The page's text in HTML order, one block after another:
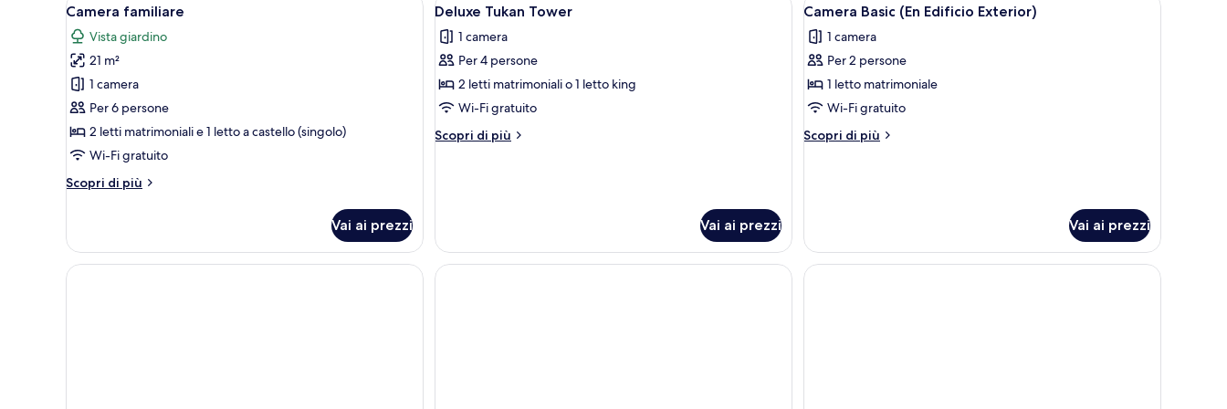
tutte
le
foto
per
Camera
familiare
7
Camera familiare
Vista giardino
21 m²
1 camera
Per 6 persone
2 letti matrimoniali e 1 letto a castello (singolo)
Wi-Fi gratuito
Scopri di più
Altri
familiare
Vai ai prezzi
tutte
le
foto
per
Deluxe
Tukan
Tower
3
Deluxe Tukan Tower
1 camera
Per 4 persone
2 letti matrimoniali o 1 letto king
Wi-Fi gratuito
Scopri di più
Altri
Vai ai prezzi
tutte
le
foto
per
Camera
Basic
(En
5
Camera Basic (En Edificio Exterior)
1 camera
Per 2 persone
1 letto matrimoniale
Wi-Fi gratuito
Scopri di più
Altri
Exterior)
Vai ai prezzi